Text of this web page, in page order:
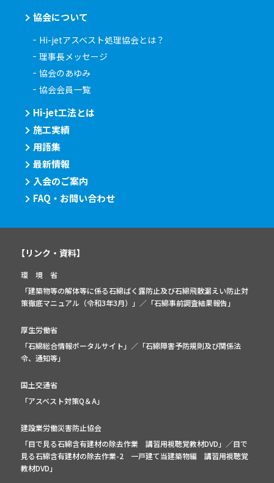
協会について
Hi-jetアスベスト処理協会とは？
理事長メッセージ
協会のあゆみ
協会会員一覧
Hi-jet工法とは
施工実績
用語集
最新情報
入会のご案内
FAQ・お問い合わせ
【リンク・資料】
環 境 省
「建築物等の解体等に係る石綿ばく露防止及び石綿飛散漏えい防止対
策徹底マニュアル（令和3年3月）」 ／「石綿事前調査結果報告」
厚生労働省
「石綿総合情報ポータルサイト」 ／「石綿障害予防規則及び関係法
令、通知等」
国土交通省
「アスベスト対策Q＆A」
建設業労働災害防止協会
「目で見る石綿含有建材の除去作業 講習用視聴覚教材DVD」／目で
見る石綿含有建材の除去作業-2 一戸建て当建築物編 講習用視聴覚
教材DVD」